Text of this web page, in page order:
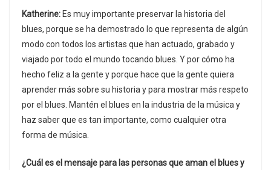
Katherine: Es muy importante preservar la historia del
blues, porque se ha demostrado lo que representa de algún
modo con todos los artistas que han actuado, grabado y
viajado por todo el mundo tocando blues. Y por cómo ha
hecho feliz a la gente y porque hace que la gente quiera
aprender más sobre su historia y para mostrar más respeto
por el blues. Mantén el blues en la industria de la música y
haz saber que es tan importante, como cualquier otra
forma de música.
¿Cuál es el mensaje para las personas que aman el blues y